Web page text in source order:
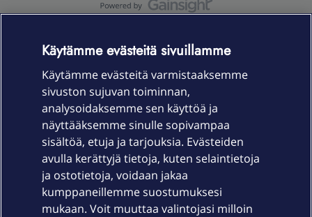
Laitteet & liittymät
Palvelut
Käytämme evästeitä sivuillamme
Käytämme evästeitä varmistaaksemme
sivuston sujuvan toiminnan,
analysoidaksemme sen käyttöä ja
näyttääksemme sinulle sopivampaa
sisältöä, etuja ja tarjouksia. Evästeiden
avulla kerättyjä tietoja, kuten selaintietoja
ja ostotietoja, voidaan jakaa
kumppaneillemme suostumuksesi
mukaan. Voit muuttaa valintojasi milloin